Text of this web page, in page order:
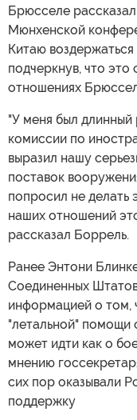
Брюсселе
Мюнхенской
Китаю
подчеркнув, что это
отношениях
"У меня был длинный
комиссии по
выразил нашу
поставок
попросил не делать
наших отношений
рассказал Боррель.
Ранее Энтони
Соединенных
информацией о том,
"летальной" помощи
может идти как о
мнению
сих пор оказывали
поддержку